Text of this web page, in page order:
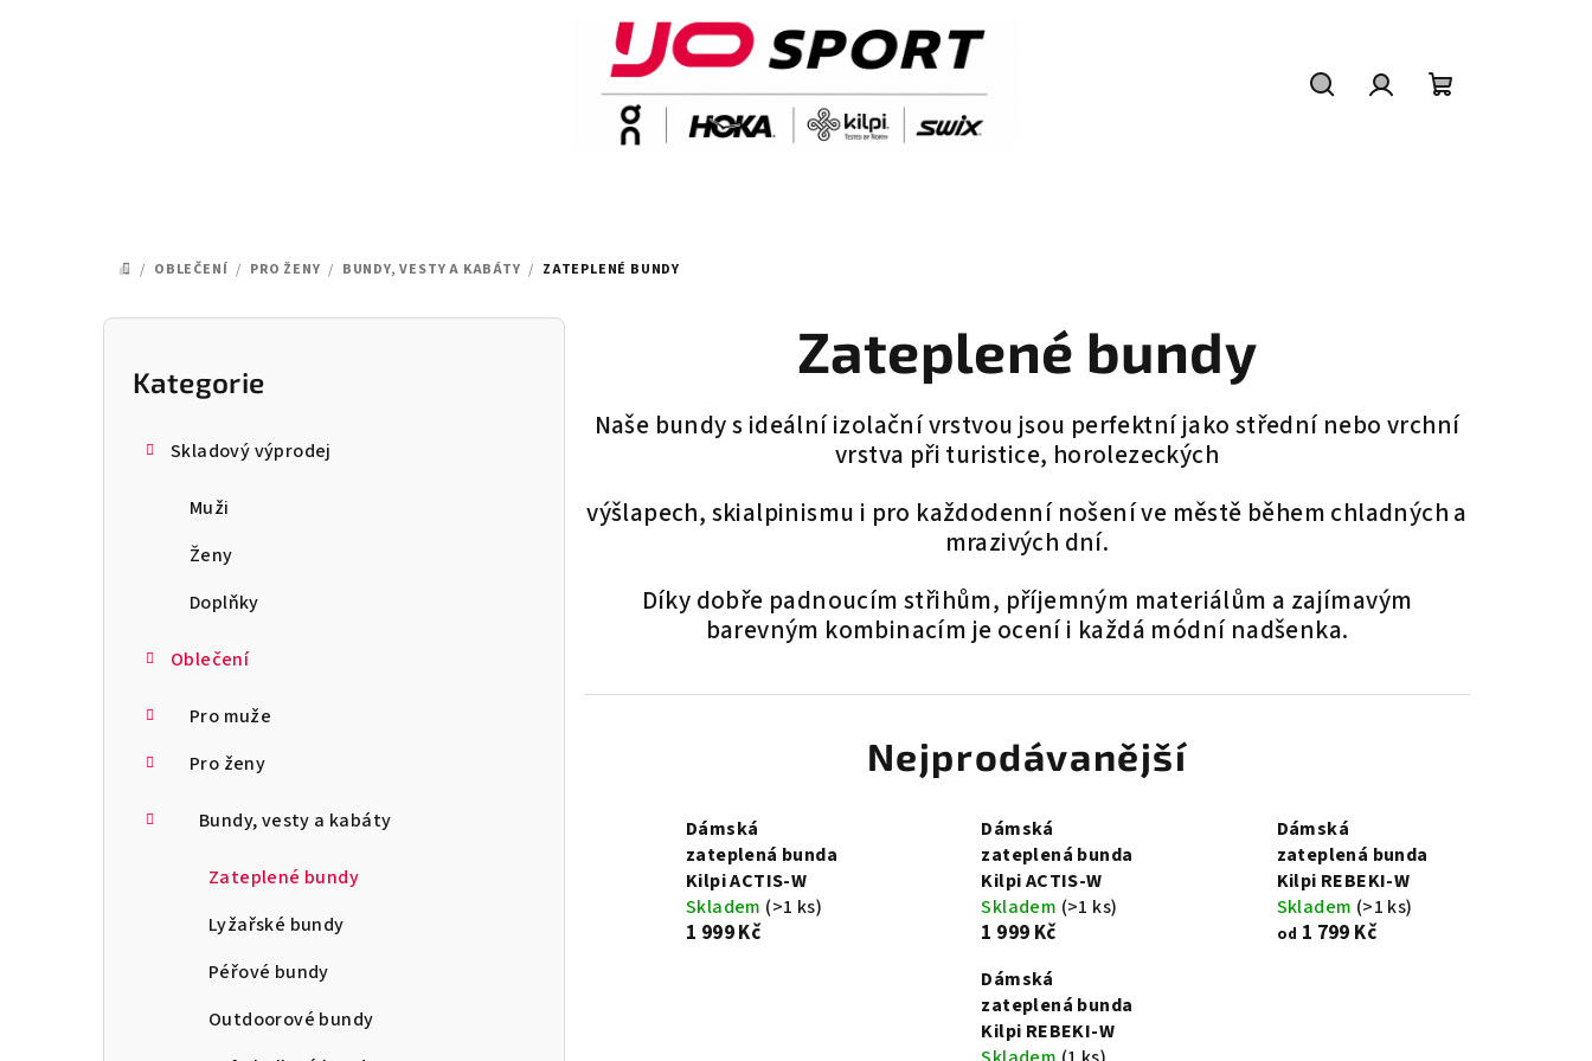
DOMŮ
/ OBLEČENÍ / PRO ŽENY / BUNDY, VESTY A KABÁTY / ZATEPLENÉ BUNDY
P
Přeskočit
kategorie
Kategorie
Skladový výprodej
Muži
Ženy
Doplňky
Oblečení
Pro muže
Pro ženy
Bundy, vesty a kabáty
Zateplené bundy
Lyžařské bundy
Péřové bundy
Outdoorové bundy
Zateplené bundy
Naše bundy s ideální izolační vrstvou jsou perfektní jako střední nebo vrchní
vrstva při turistice, horolezeckých
výšlapech, skialpinismu i pro každodenní nošení ve městě během chladných a
mrazivých dní.
Díky dobře padnoucím střihům, příjemným materiálům a zajímavým
barevným kombinacím je ocení i každá módní nadšenka.
Nejprodávanější
Dámská
zateplená bunda
Kilpi ACTIS-W
Skladem (>1 ks)
1 999 Kč
Dámská
zateplená bunda
Kilpi ACTIS-W
Skladem (>1 ks)
1 999 Kč
Dámská
zateplená bunda
Kilpi REBEKI-W
Skladem (>1 ks)
od 1 799 Kč
Dámská
zateplená bunda
Kilpi REBEKI-W